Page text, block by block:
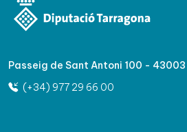
Passeig de Sant Antoni 100 -
(+34) 977 29 66 00